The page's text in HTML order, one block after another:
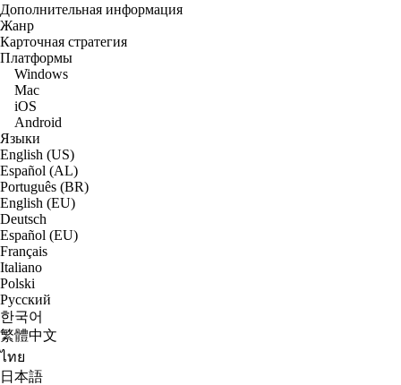
Дополнительная информация
Жанр
Карточная стратегия
Платформы
Windows
Mac
iOS
Android
Языки
English (US)
Español (AL)
Português (BR)
English (EU)
Deutsch
Español (EU)
Français
Italiano
Polski
Русский
한국어
繁體中文
ไทย
日本語